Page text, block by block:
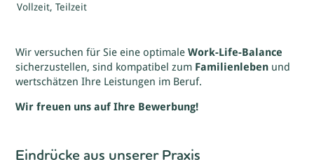
Vollzeit, Teilzeit
Wir versuchen für Sie eine optimaleWork-Life-Balance
sicherzustellen, sind kompatibel zum Familienleben und
wertschätzen Ihre Leistungen im Beruf.
Wir freuen uns auf Ihre Bewerbung!
Eindrücke aus unserer Praxis